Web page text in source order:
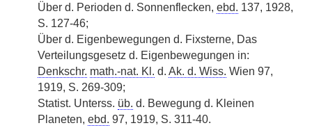
Über d. Perioden d. Sonnenflecken, ebd. 137, 1928,
S. 127-46;
Über d. Eigenbewegungen d. Fixsterne, Das
Verteilungsgesetz d. Eigenbewegungen in:
Denkschr. math.-nat. Kl. d. Ak. d. Wiss. Wien 97,
1919, S. 269-309;
Statist. Unterss. üb. d. Bewegung d. Kleinen
Planeten, ebd. 97, 1919, S. 311-40.